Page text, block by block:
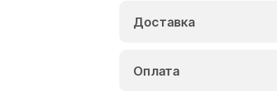
Доставка
Оплата